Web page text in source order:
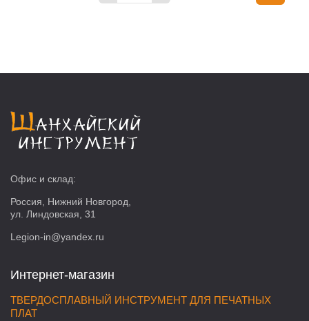
Офис и склад:
Россия, Нижний Новгород,
ул. Линдовская, 31
Legion-in@yandex.ru
Интернет-магазин
ТВЕРДОСПЛАВНЫЙ ИНСТРУМЕНТ ДЛЯ ПЕЧАТНЫХ
ПЛАТ